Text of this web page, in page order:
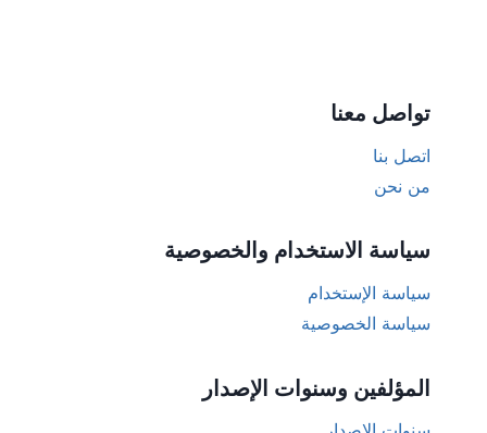
تواصل معنا
اتصل بنا
من نحن
سياسة الاستخدام والخصوصية
سياسة الإستخدام
سياسة الخصوصية
المؤلفين وسنوات الإصدار